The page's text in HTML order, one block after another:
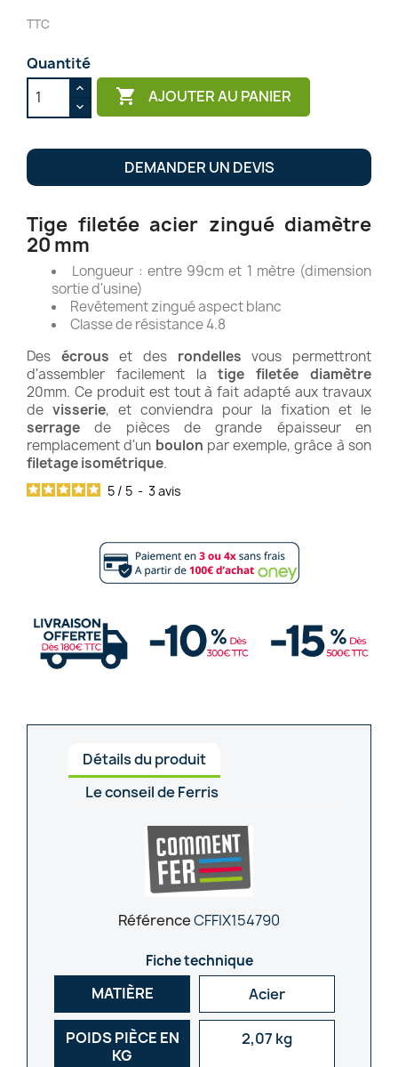
TTC
Quantité
 AJOUTER AU PANIER
DEMANDER UN DEVIS
Tige filetée acier zingué diamètre
20 mm
Longueur : entre 99cm et 1 mètre (dimension
sortie d'usine)
Revêtement zingué aspect blanc
Classe de résistance 4.8
Des écrous et des rondelles vous permettront
d'assembler facilement latige filetée diamètre
20mm. Ce produit est tout à fait adapté aux travaux
de visserie, et conviendra pour la fixation et le
serrage de pièces de grande épaisseur en
remplacement d'un boulon par exemple, grâce à son
filetage isométrique.
5 / 5 - 3avis
Détails du produit
Le conseil de Ferris
RéférenceCFFIX154790
Fiche technique
MATIÈRE Acier
POIDS PIÈCE EN
KG
2,07 kg